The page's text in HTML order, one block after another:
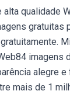
qualidade
gratuitas
imagens
alegre
mais de 1